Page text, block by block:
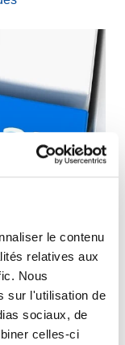
le contenu
relatives aux
Nous
sur l'utilisation de
sociaux, de
celles-ci